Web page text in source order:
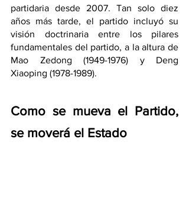
partidaria desde 2007. Tan solo diez
años más tarde, el partido incluyó su
visión doctrinaria entre los pilares
fundamentales del partido, a la altura de
Mao Zedong (1949-1976) y Deng
Xiaoping (1978-1989).
Como se mueva el Partido,
se moverá el Estado